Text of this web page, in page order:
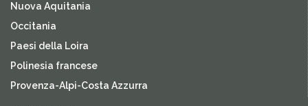
Nuova Aquitania
Occitania
Paesi della Loira
Polinesia francese
Provenza-Alpi-Costa Azzurra